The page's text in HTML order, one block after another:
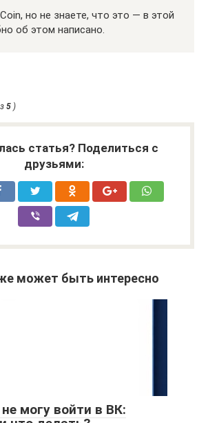
но не знаете, что это — в этой
об этом написано.
5 )
статья? Поделиться с
друзьями:
может быть интересно
могу войти в ВК: